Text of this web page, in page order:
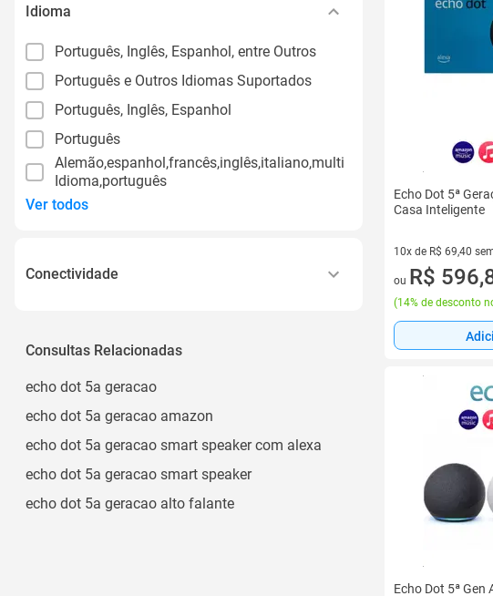
Idioma
Português, Inglês, Espanhol, entre Outros
Português e Outros Idiomas Suportados
Português, Inglês, Espanhol
Português
Alemão,espanhol,francês,inglês,italiano,multi
Idioma,português
Ver todos
Conectividade
Wifi Dualband 2.4 Ghz e 5 Ghz
Wi-fi e Bluetooth
Wi-fi Bluetooth
Wi‐fi e Bluetooth
Ver todos
Consultas Relacionadas
echo dot 5a geracao
echo dot 5a geracao amazon
echo dot 5a geracao smart speaker com alexa
echo dot 5a geracao smart speaker
echo dot 5a geracao alto falante
Echo Dot 5ª
Casa Inteligente
10x de R$ 69,40
10 vez de R$ 69,40
ou R$
(14% de desconto
Echo Dot 5ª Gen